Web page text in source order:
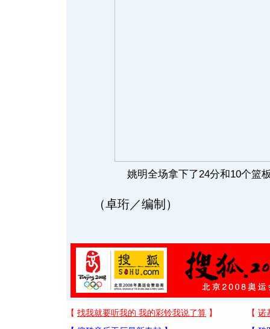
姚明全场拿下了24分和10个篮
（卓珩／编制）